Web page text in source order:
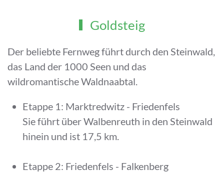
Goldsteig
Der beliebte Fernweg führt durch den Steinwald,
das Land der 1000 Seen und das
wildromantische Waldnaabtal.
Etappe 1: Marktredwitz - Friedenfels
Sie führt über Walbenreuth in den Steinwald
hinein und ist 17,5 km.
Etappe 2: Friedenfels - Falkenberg